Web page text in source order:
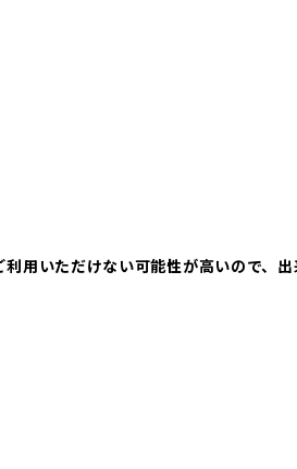
用いただけない可能性が高いので、